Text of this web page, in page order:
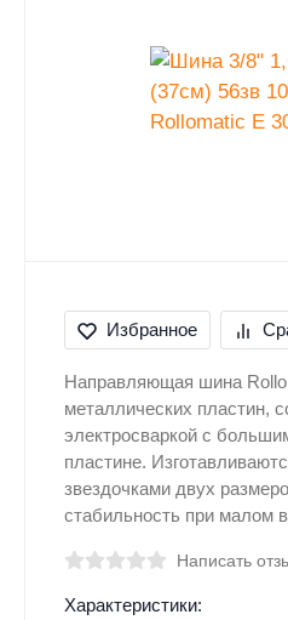
Избранное
Направляющая шина
металлических пластин,
электросваркой с
пластине.
звездочками двух
стабильность при малом
Написать
Характеристики: